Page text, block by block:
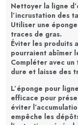
Nettoyer la ligne
l’incrustation des
Utiliser une
traces de gras.
Éviter les produits
pourraient abîmer
Compléter avec
dure et laisse des
L’éponge pour
efficace pour
éviter
empêche les